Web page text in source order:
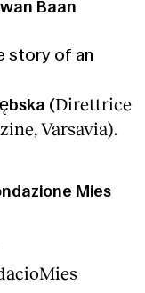
Baan
story of an
(Direttrice
Varsavia).
Mies